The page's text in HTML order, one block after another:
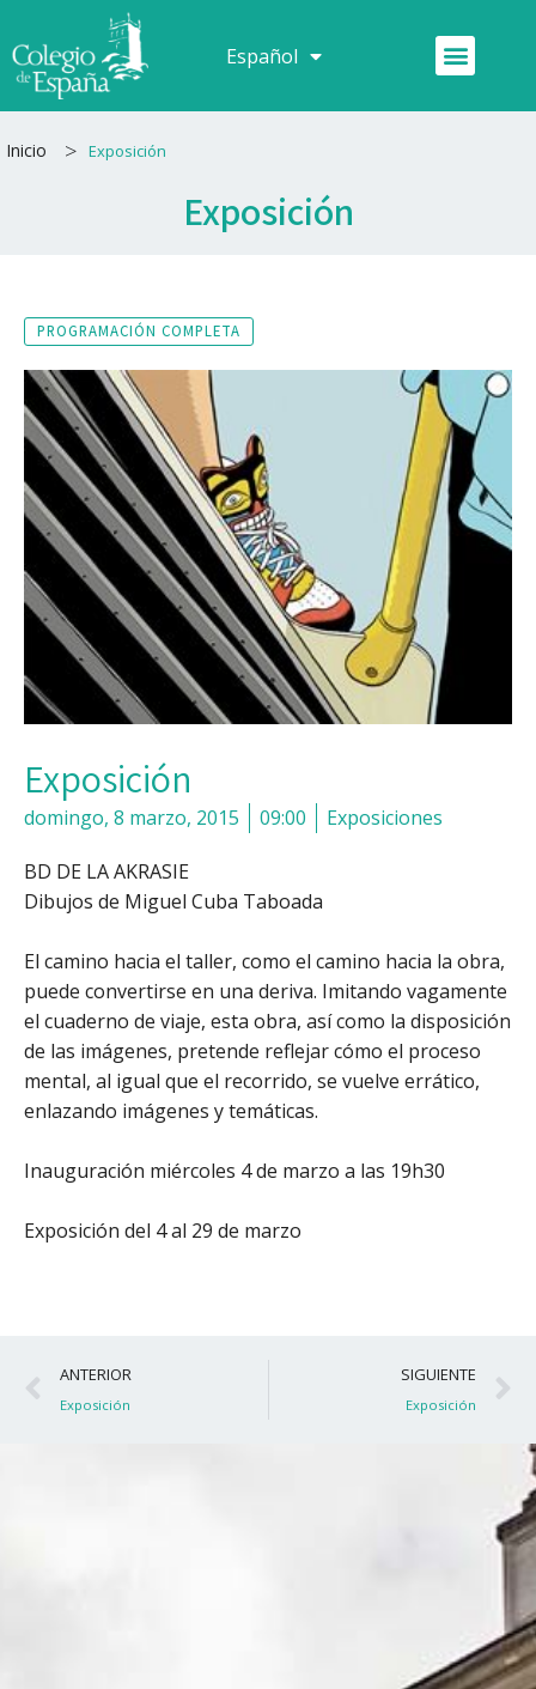
al
contenido
Español
Français Menú
Inicio > Exposición
Exposición
PROGRAMACIÓN COMPLETA
Exposición
domingo, 8 marzo, 2015 09:00 Exposiciones
BD DE LA AKRASIE
Dibujos de Miguel Cuba Taboada
El camino hacia el taller, como el camino hacia la obra,
puede convertirse en una deriva. Imitando vagamente
el cuaderno de viaje, esta obra, así como la disposición
de las imágenes, pretende reflejar cómo el proceso
mental, al igual que el recorrido, se vuelve errático,
enlazando imágenes y temáticas.
Inauguración miércoles 4 de marzo a las 19h30
Exposición del 4 al 29 de marzo
Ant
ANTERIOR
Exposición
SIGUIENTE
Exposición